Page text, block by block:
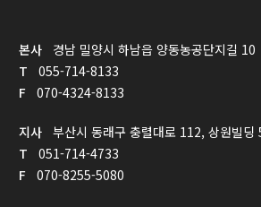
본사
경남 밀양시 하남읍 양동농공단지길 10
T
055-714-8133
F
070-4324-8133
지사
부산시 동래구 충렬대로 112, 상원빌딩
T
051-714-4733
F
070-8255-5080